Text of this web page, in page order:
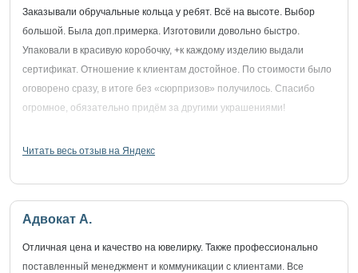
Заказывали обручальные кольца у ребят. Всё на высоте. Выбор
большой. Была доп.примерка. Изготовили довольно быстро.
Упаковали в красивую коробочку, +к каждому изделию выдали
сертификат. Отношение к клиентам достойное. По стоимости было
оговорено сразу, в итоге без «сюрпризов» получилось. Спасибо
огромное, обязательно придём за другими украшениями!
Читать весь отзыв на Яндекс
Адвокат А.
Отличная цена и качество на ювелирку. Также профессионально
поставленный менеджмент и коммуникации с клиентами. Все